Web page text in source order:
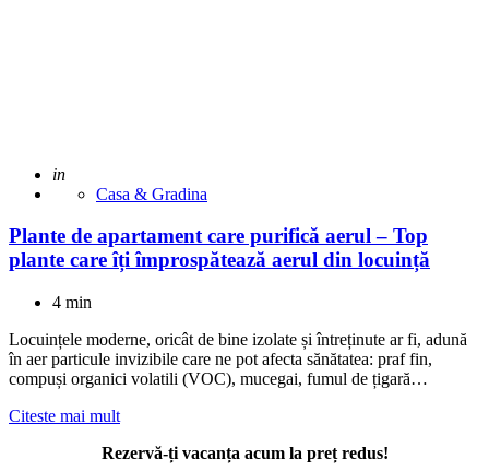
Adaugat
in
Casa & Gradina
Plante de apartament care purifică aerul – Top
plante care îți împrospătează aerul din locuință
4 min
Locuințele moderne, oricât de bine izolate și întreținute ar fi, adună
în aer particule invizibile care ne pot afecta sănătatea: praf fin,
compuși organici volatili (VOC), mucegai, fumul de țigară…
Citeste mai mult
Rezervă-ți vacanța acum la preț redus!